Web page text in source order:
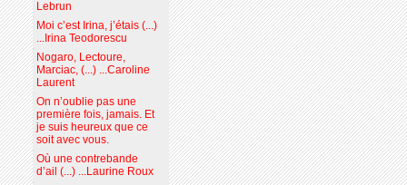
Lebrun
Moi c’est Irina, j’étais (...)
...Irina Teodorescu
Nogaro, Lectoure,
Marciac, (...) ...Caroline
Laurent
On n’oublie pas une
première fois, jamais. Et
je suis heureux que ce
soit avec vous.
Où une contrebande
d’ail (...) ...Laurine Roux